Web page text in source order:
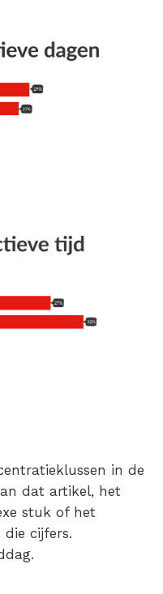
in de
dat artikel, het
stuk of het
cijfers.